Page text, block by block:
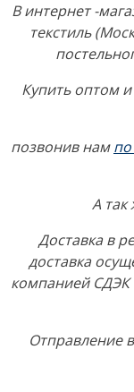
В интернет -
текстиль
Купить оптом
позвонив нам
А так
Доставка в
доставка
компанией
Отправление